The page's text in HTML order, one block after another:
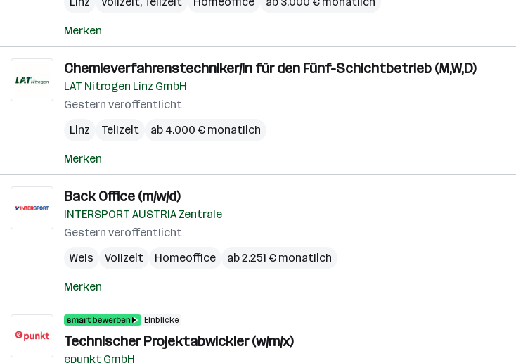
Merken
Chemieverfahrenstechniker/in für den Fünf-Schichtbetrieb (M,W,D)
LAT Nitrogen Linz GmbH
Gestern veröffentlicht
Linz
Teilzeit ab 4.000 € monatlich
Merken
Back Office (m/w/d)
INTERSPORT AUSTRIA Zentrale
Gestern veröffentlicht
Wels
Vollzeit Homeoffice ab 2.251 € monatlich
Merken
Einblicke
Technischer Projektabwickler (w/m/x)
epunkt GmbH